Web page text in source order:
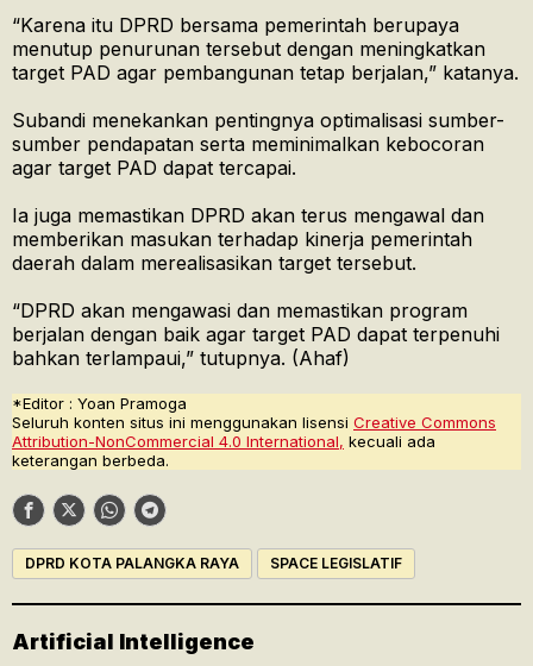
“Karena itu DPRD bersama pemerintah berupaya
menutup penurunan tersebut dengan meningkatkan
target PAD agar pembangunan tetap berjalan,” katanya.
Subandi menekankan pentingnya optimalisasi sumber-
sumber pendapatan serta meminimalkan kebocoran
agar target PAD dapat tercapai.
Ia juga memastikan DPRD akan terus mengawal dan
memberikan masukan terhadap kinerja pemerintah
daerah dalam merealisasikan target tersebut.
“DPRD akan mengawasi dan memastikan program
berjalan dengan baik agar target PAD dapat terpenuhi
bahkan terlampaui,” tutupnya. (Ahaf)
*Editor : Yoan Pramoga
Seluruh konten situs ini menggunakan lisensi Creative Commons
Attribution-NonCommercial 4.0 International, kecuali ada
keterangan berbeda.
DPRD KOTA PALANGKA RAYA SPACE LEGISLATIF
Artificial Intelligence